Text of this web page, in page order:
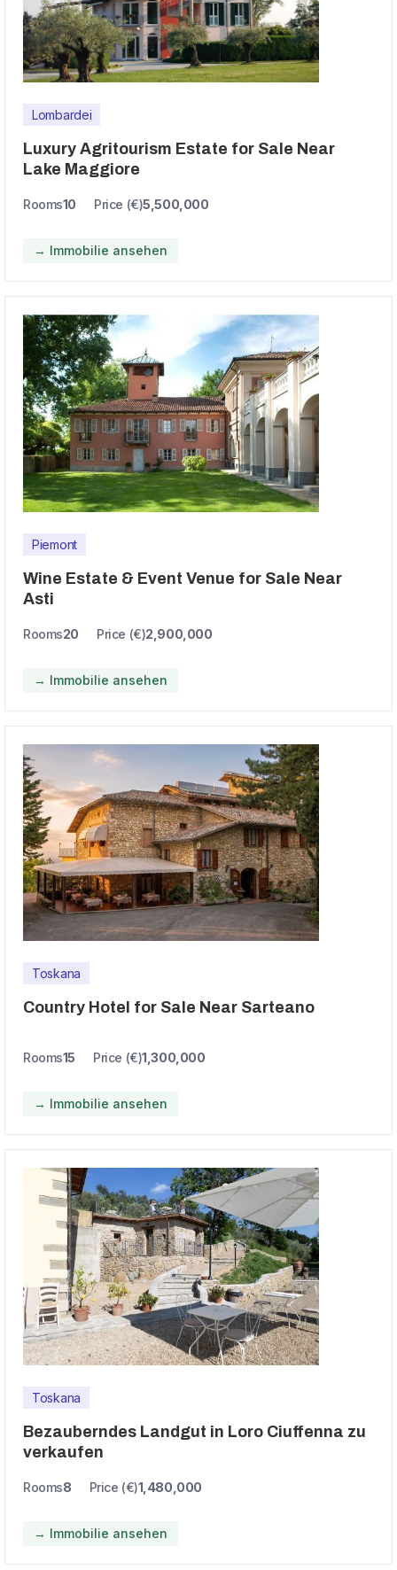
Lombardei
Luxury Agritourism Estate for Sale Near
Lake Maggiore
Rooms10 Price (€)5,500,000
→ Immobilie ansehen
Piemont
Wine Estate & Event Venue for Sale Near
Asti
Rooms20 Price (€)2,900,000
→ Immobilie ansehen
Toskana
Country Hotel for Sale Near Sarteano
Rooms15 Price (€)1,300,000
→ Immobilie ansehen
Toskana
Bezauberndes Landgut in Loro Ciuffenna zu
verkaufen
Rooms8 Price (€)1,480,000
→ Immobilie ansehen